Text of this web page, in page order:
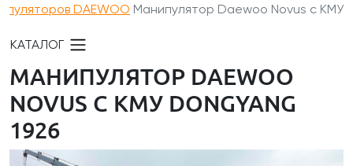
DAEWOO Манипулятор Daewoo Novus с КМУ...
КАТАЛОГ
МАНИПУЛЯТОР DAEWOO
NOVUS С КМУ DONGYANG
1926